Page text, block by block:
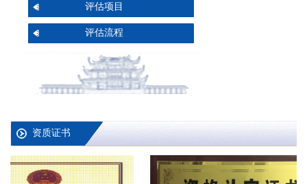
评估项目
评估流程
资质证书